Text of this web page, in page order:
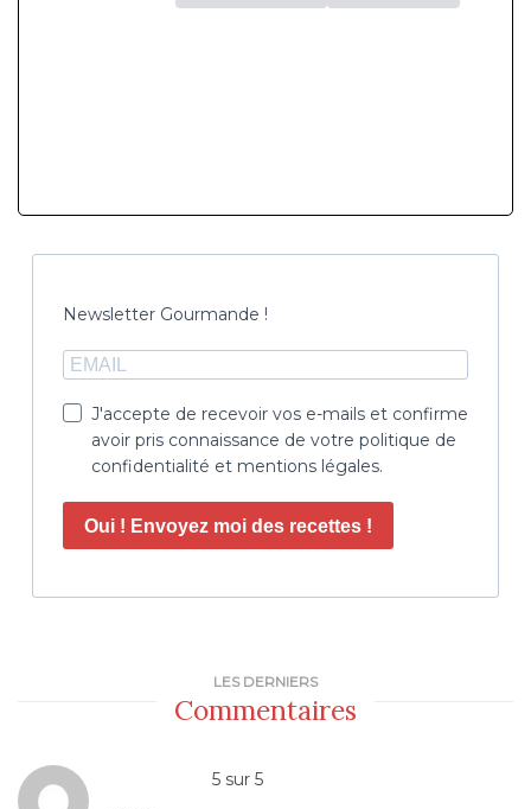
Newsletter Gourmande !
J'accepte de recevoir vos e-mails et confirme
avoir pris connaissance de votre politique de
confidentialité et mentions légales.
Oui ! Envoyez moi des recettes !
LES DERNIERS
Commentaires
5 sur 5